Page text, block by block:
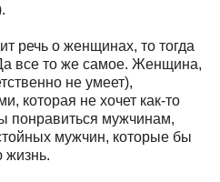
речь о женщинах, то тогда
все то же самое. Женщина,
не умеет),
которая не хочет как-то
понравиться мужчинам,
мужчин, которые бы
жизнь.